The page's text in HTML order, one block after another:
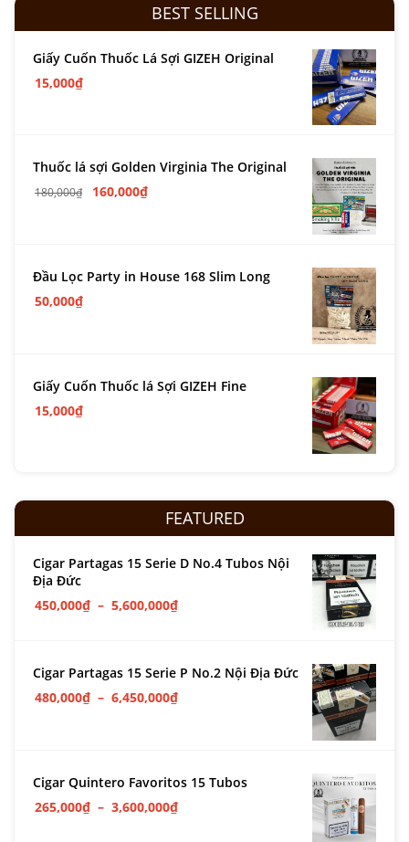
BEST SELLING
Giấy Cuốn Thuốc Lá Sợi GIZEH Original
15,000₫
Thuốc lá sợi Golden Virginia The Original
180,000₫ 160,000₫
Đầu Lọc Party in House 168 Slim Long
50,000₫
Giấy Cuốn Thuốc lá Sợi GIZEH Fine
15,000₫
FEATURED
Cigar Partagas 15 Serie D No.4 Tubos Nội
Địa Đức
450,000₫ – 5,600,000₫
Cigar Partagas 15 Serie P No.2 Nội Địa Đức
480,000₫ – 6,450,000₫
Cigar Quintero Favoritos 15 Tubos
265,000₫ – 3,600,000₫